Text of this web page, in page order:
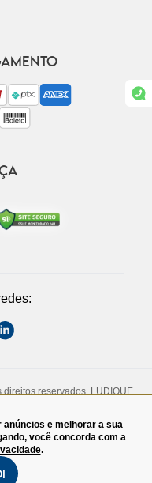
reservados. LUDIQUE
Paulo, SP. CEP - 01411-000.
e melhorar a sua
você concorda com a
.